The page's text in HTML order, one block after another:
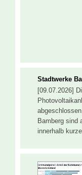
Stadtwerke
[09.07.2026]
Bamberg sind
innerhalb